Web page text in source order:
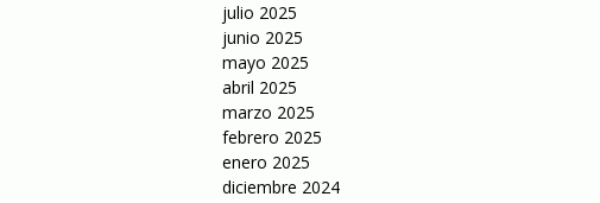
julio 2025
junio 2025
mayo 2025
abril 2025
marzo 2025
febrero 2025
enero 2025
diciembre 2024